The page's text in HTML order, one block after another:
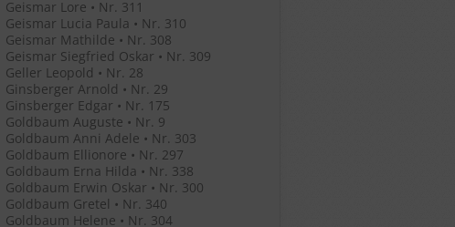
Geismar Lore • Nr. 311
Geismar Lucia Paula • Nr. 310
Geismar Mathilde • Nr. 308
Geismar Siegfried Oskar • Nr. 309
Geller Leopold • Nr. 28
Ginsberger Arnold • Nr. 29
Ginsberger Edgar • Nr. 175
Goldbaum Auguste • Nr. 9
Goldbaum Anni Adele • Nr. 303
Goldbaum Ellionore • Nr. 297
Goldbaum Erna Hilda • Nr. 338
Goldbaum Erwin Oskar • Nr. 300
Goldbaum Gretel • Nr. 340
Goldbaum Helene • Nr. 304